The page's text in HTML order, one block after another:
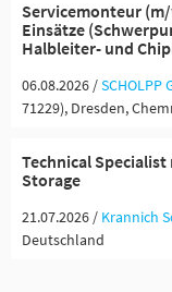
Servicemonteur
Einsätze
Halbleiter- und
06.08.2026 /SCHOLPP
71229), Dresden,
Technical
Storage
21.07.2026 / Krannich
Deutschland